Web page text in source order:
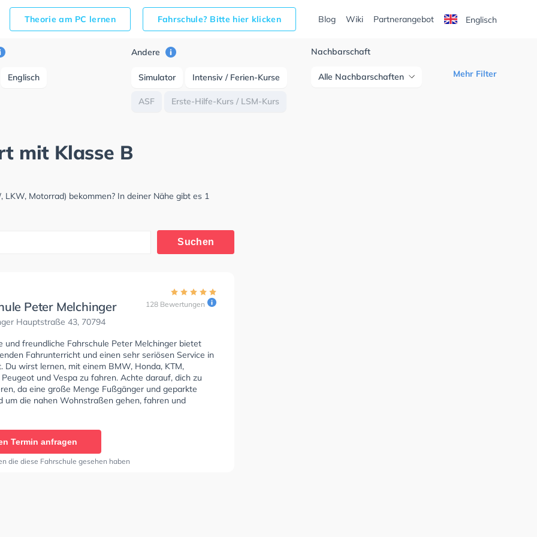
Theorie am PC lernen Fahrschule? Bitte hier klicken Blog Wiki Partnerangebot Englisch
Englisch
Andere
Simulator Intensiv / Ferien-Kurse
ASF Erste-Hilfe-Kurs / LSM-Kurs
Nachbarschaft
Alle Nachbarschaften Mehr Filter
mit Klasse B
Motorrad) bekommen? In deiner Nähe gibt es 1
Suchen
Peter Melchinger
Hauptstraße 43, 70794
128 Bewertungen
und freundliche Fahrschule Peter Melchinger bietet
Fahrunterricht und einen sehr seriösen Service in
Du wirst lernen, mit einem BMW, Honda, KTM,
und Vespa zu fahren. Achte darauf, dich zu
da eine große Menge Fußgänger und geparkte
um die nahen Wohnstraßen gehen, fahren und
Fahrschule bietet Herausragende Bedingungen um
B96, Klasse AM, Klasse BF17, Klasse A2, Klasse C1,
Klasse C, Klasse CE, Klasse L und Klasse T zu
Erste-Hilfe-Kurs in der Schule. Letzte Bewertung:
Fahrlehrer . Man bekommt sehr schnell
Termin anfragen
die diese Fahrschule gesehen haben